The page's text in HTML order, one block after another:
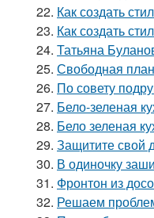
22. Как создать
23. Как создать
24. Татьяна
25. Свободная
26. По совету
27. Бело-зеленая
28. Бело зеленая
29. Защитите свой
30. В одиночку
31. Фронтон из
32. Решаем